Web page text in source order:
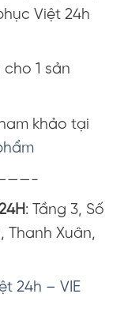
Việt 24h
1 sản
khảo tại
: Tầng 3, Số
Thanh Xuân,
24h – VIE